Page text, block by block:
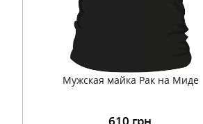
Мужская майка Рак на Миде
610 грн.